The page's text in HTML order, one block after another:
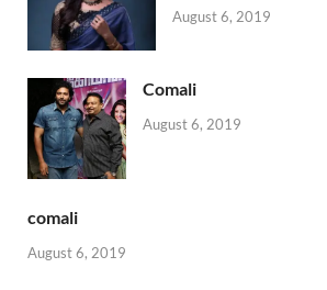
August 6, 2019
Comali
August 6, 2019
comali
August 6, 2019